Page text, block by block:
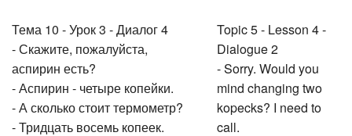
Тема 10 - Урок 3 - Диалог 4
- Скажите, пожалуйста,
аспирин есть?
- Аспирин - четыре копейки.
- А сколько стоит термометр?
- Тридцать восемь копеек.
Topic 5 - Lesson 4 -
Dialogue 2
- Sorry. Would you
mind changing two
kopecks? I need to
call.